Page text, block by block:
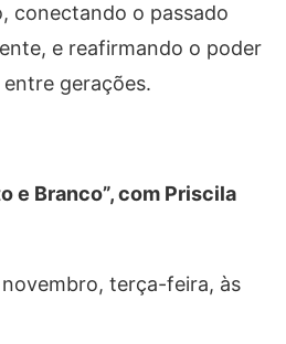
conectando o passado
e reafirmando o poder
gerações.
e Branco”, com Priscila
terça-feira, às